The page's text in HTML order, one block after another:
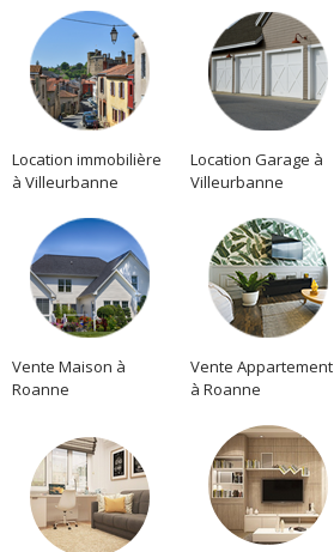
Location immobilière
à Villeurbanne
Location Garage à
Villeurbanne
Vente Maison à
Roanne
Vente Appartement
à Roanne